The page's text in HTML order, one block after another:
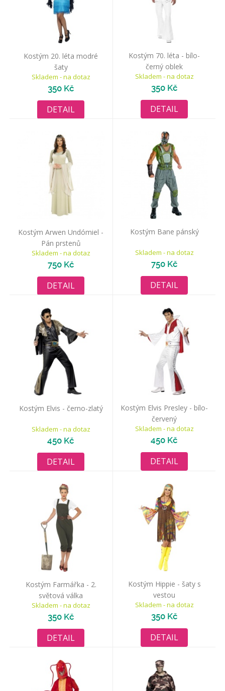
Kostým 20. léta modré
šaty
Skladem - na dotaz
350 Kč
DETAIL
Kostým 70. léta - bílo-
černý oblek
Skladem - na dotaz
350 Kč
DETAIL
Kostým Arwen Undómiel -
Pán prstenů
Skladem - na dotaz
750 Kč
DETAIL
Kostým Bane pánský
Skladem - na dotaz
750 Kč
DETAIL
Kostým Elvis - černo-zlatý
Skladem - na dotaz
450 Kč
DETAIL
Kostým Elvis Presley - bílo-
červený
Skladem - na dotaz
450 Kč
DETAIL
Kostým Farmářka - 2.
světová válka
Skladem - na dotaz
350 Kč
DETAIL
Kostým Hippie - šaty s
vestou
Skladem - na dotaz
350 Kč
DETAIL